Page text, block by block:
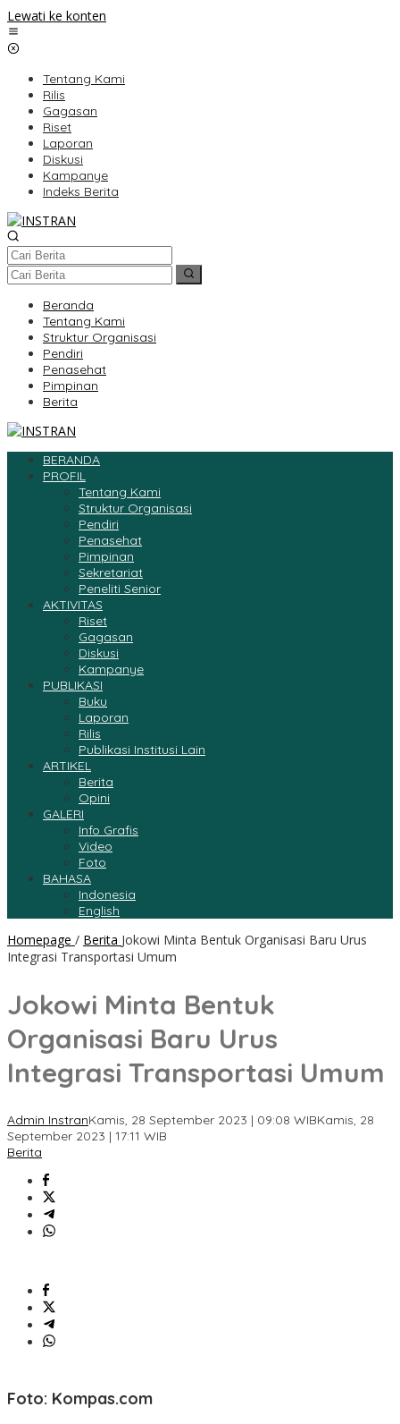
Lewati ke konten
Tentang Kami
Rilis
Gagasan
Riset
Laporan
Diskusi
Kampanye
Indeks Berita
Beranda
Tentang Kami
Struktur Organisasi
Pendiri
Penasehat
Pimpinan
Berita
BERANDA
PROFIL
Tentang Kami
Struktur Organisasi
Pendiri
Penasehat
Pimpinan
Sekretariat
Peneliti Senior
AKTIVITAS
Riset
Gagasan
Diskusi
Kampanye
PUBLIKASI
Buku
Laporan
Rilis
Publikasi Institusi Lain
ARTIKEL
Berita
Opini
GALERI
Info Grafis
Video
Foto
BAHASA
Indonesia
English
Homepage / Berita Jokowi Minta Bentuk Organisasi Baru Urus
Integrasi Transportasi Umum
Jokowi Minta Bentuk
Organisasi Baru Urus
Integrasi Transportasi Umum
Admin InstranKamis, 28 September 2023 | 09:08 WIBKamis, 28
September 2023 | 17:11 WIB
Berita
Foto: Kompas.com